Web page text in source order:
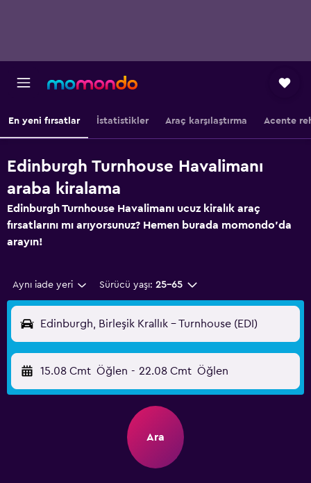
En yeni fırsatlar İstatistikler Araç karşılaştırma Acente
Edinburgh Turnhouse Havalimanı
araba kiralama
Edinburgh Turnhouse Havalimanı ucuz kiralık araç
fırsatlarını mı arıyorsunuz? Hemen burada momondo'da
arayın!
Aynı iade yeri Sürücü yaşı: 25-65
Edinburgh, Birleşik Krallık - Turnhouse (EDI)
15.08 Cmt Öğlen - 22.08 Cmt Öğlen
Ara